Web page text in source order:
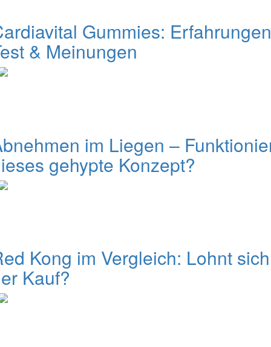
Gummies:
& Meinungen
im Liegen –
gehypte Konzept?
Kong im Vergleich: Lohnt sich
Kauf?